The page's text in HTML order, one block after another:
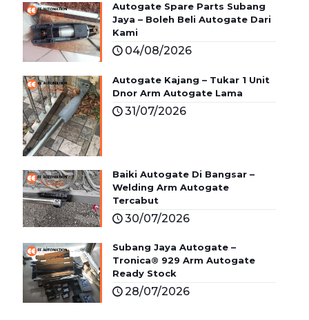
Autogate Spare Parts Subang
Jaya – Boleh Beli Autogate Dari
Kami
04/08/2026
Autogate Kajang – Tukar 1 Unit
Dnor Arm Autogate Lama
31/07/2026
Baiki Autogate Di Bangsar –
Welding Arm Autogate
Tercabut
30/07/2026
Subang Jaya Autogate –
Tronica® 929 Arm Autogate
Ready Stock
28/07/2026